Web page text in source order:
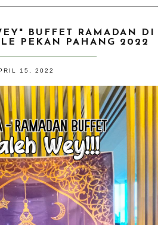
BUFFET RAMADAN DI
PEKAN PAHANG 2022
15, 2022